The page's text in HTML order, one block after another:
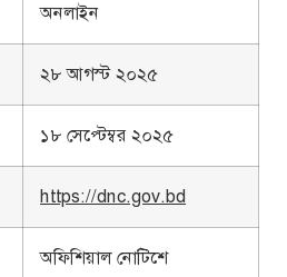
অনলাইন
২৮ আগস্ট ২০২৫
১৮ সেপ্টেম্বর ২০২৫
https://dnc.gov.bd
অফিশিয়াল নোটিশে